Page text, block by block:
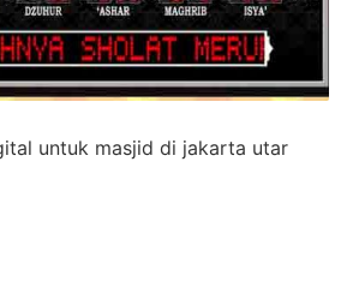
untuk masjid di jakarta utar